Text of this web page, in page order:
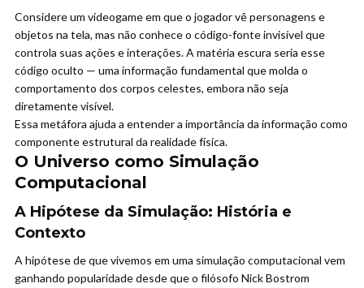
Considere um videogame em que o jogador vê personagens e
objetos na tela, mas não conhece o código-fonte invisível que
controla suas ações e interações. A matéria escura seria esse
código oculto — uma informação fundamental que molda o
comportamento dos corpos celestes, embora não seja
diretamente visível.
Essa metáfora ajuda a entender a importância da informação como
componente estrutural da realidade física.
O Universo como Simulação
Computacional
A Hipótese da Simulação: História e
Contexto
A hipótese de que vivemos em uma simulação computacional vem
ganhando popularidade desde que o filósofo Nick Bostrom